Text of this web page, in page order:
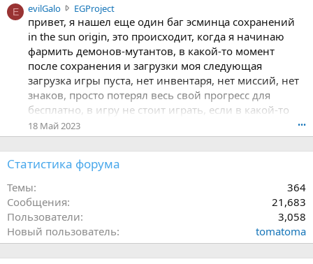
e
x
н
а
п
и
с
а
л
п
л
е
e
E evilGalo EGProjecte
v
i
G
a
l
o
н
п
а
в
п
р
привет, я нашел еще один баг эсминца сохранений
in the sun origin, это происходит, когда я начинаю
фармить демонов-мутантов, в какой-то момент
после сохранения и загрузки моя следующая
загрузка игры пуста, нет инвентаря, нет миссий, нет
знаков, просто потерял весь свой прогресс для
бесплатно, в игру не стоит играть, если в какой-то
момент вы потеряете весь свой прогресс, надеюсь,
вы сможете это исправить
18 Май 2023 •••
Статистика форума
Темы
364
Сообщения
21,683
Пользователи
3,058
Новый пользователь
tomatoma